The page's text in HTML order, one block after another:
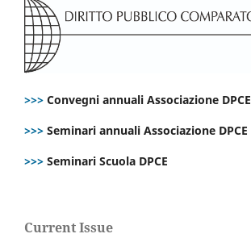
>>> Convegni annuali Associazione DPCE
>>> Seminari annuali Associazione DPCE
>>> Seminari Scuola DPCE
Current Issue